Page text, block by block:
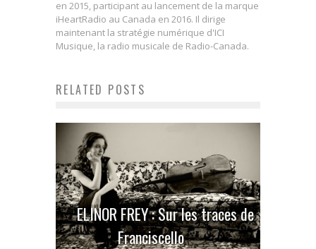
en 2015, participant au lancement de la marque
iHeartRadio au Canada en 2016. Il dirige
maintenant la stratégie numérique d'ICI
Musique, la radio musicale de Radio-Canada.
RELATED POSTS
ELINOR FREY : Sur les traces de
Franciscello